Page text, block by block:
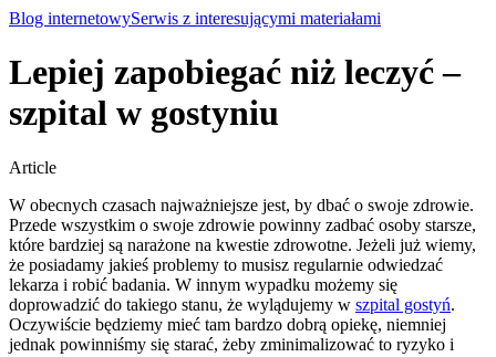
Blog internetowySerwis z interesującymi materiałami
Lepiej zapobiegać niż leczyć –
szpital w gostyniu
Article
W obecnych czasach najważniejsze jest, by dbać o swoje zdrowie.
Przede wszystkim o swoje zdrowie powinny zadbać osoby starsze,
które bardziej są narażone na kwestie zdrowotne. Jeżeli już wiemy,
że posiadamy jakieś problemy to musisz regularnie odwiedzać
lekarza i robić badania. W innym wypadku możemy się
doprowadzić do takiego stanu, że wylądujemy w szpital gostyń.
Oczywiście będziemy mieć tam bardzo dobrą opiekę, niemniej
jednak powinniśmy się starać, żeby zminimalizować to ryzyko i